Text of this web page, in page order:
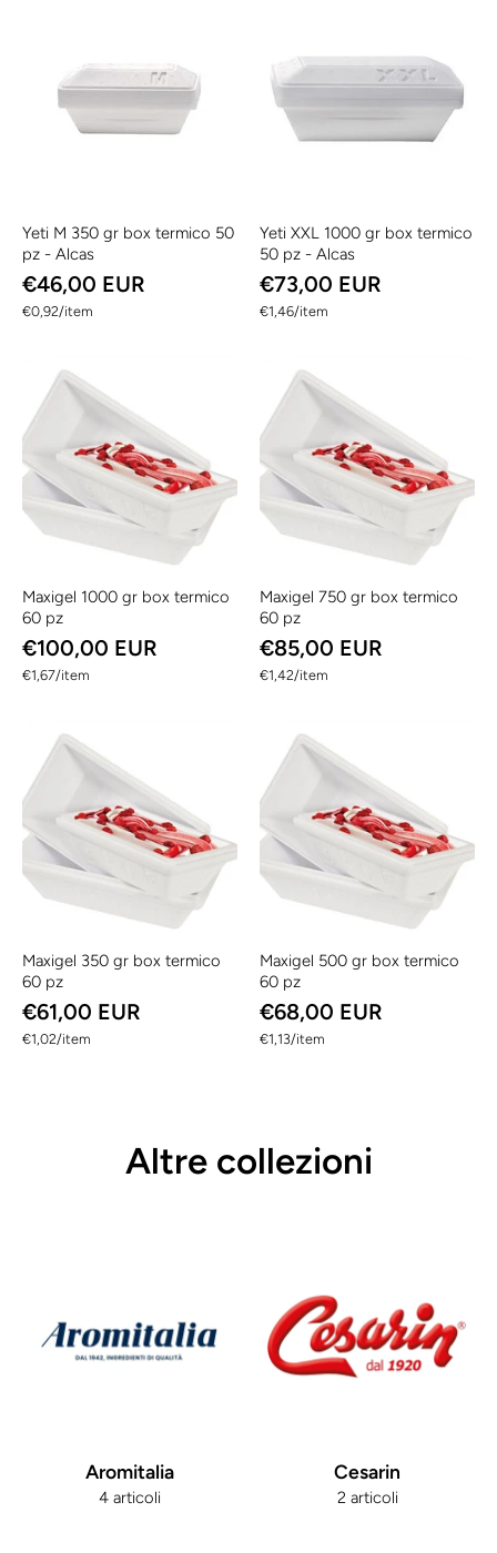
Yeti M 350 gr box termico 50
pz - Alcas
€46,00 EUR
€0,92/
per item
Yeti XXL 1000 gr box termico
50 pz - Alcas
€73,00 EUR
€1,46/
per item
Maxigel 1000 gr box termico
60 pz
€100,00 EUR
€1,67/
per item
Maxigel 750 gr box termico
60 pz
€85,00 EUR
€1,42/
per item
Maxigel 350 gr box termico
60 pz
€61,00 EUR
€1,02/
per item
Maxigel 500 gr box termico
60 pz
€68,00 EUR
€1,13/
per item
Altre collezioni
Aromitalia
4 articoli
Cesarin
2 articoli